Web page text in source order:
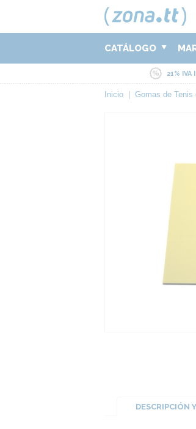
CATÁLOGO
21% IVA
Inicio Gomas de Tenis
DESCRIPCIÓN